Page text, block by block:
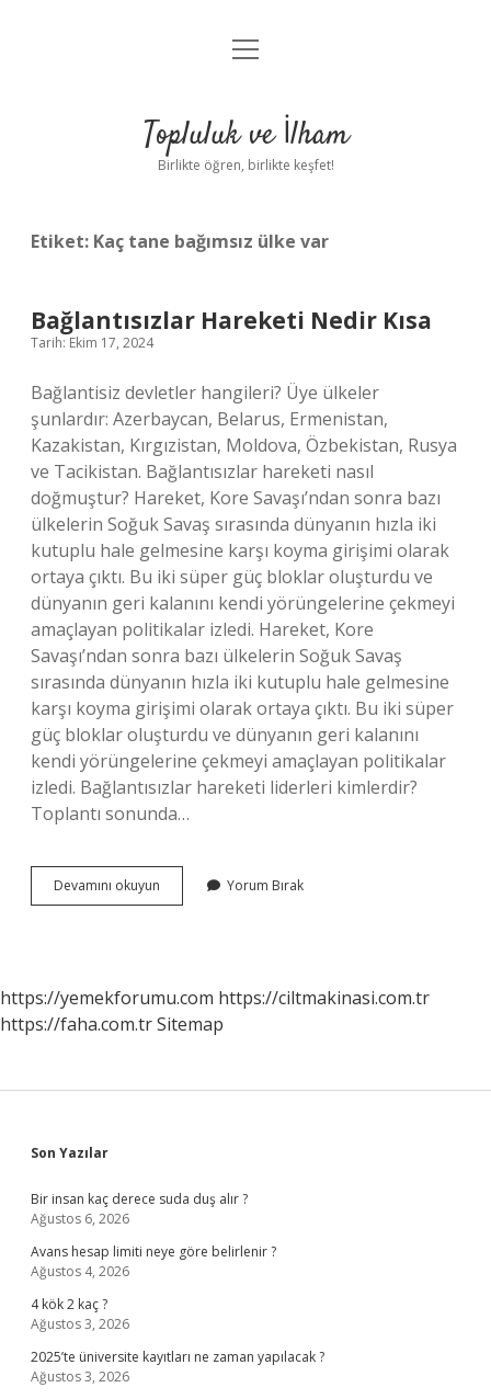
Anasayfa
Yasal Uyarı
menüyü
Topluluk ve İlham
Birlikte öğren, birlikte keşfet!
Etiket: Kaç tane bağımsız ülke var
Bağlantısızlar Hareketi Nedir Kısa
Tarih: Ekim 17, 2024
Bağlantisiz devletler hangileri? Üye ülkeler
şunlardır: Azerbaycan, Belarus, Ermenistan,
Kazakistan, Kırgızistan, Moldova, Özbekistan, Rusya
ve Tacikistan. Bağlantısızlar hareketi nasıl
doğmuştur? Hareket, Kore Savaşı’ndan sonra bazı
ülkelerin Soğuk Savaş sırasında dünyanın hızla iki
kutuplu hale gelmesine karşı koyma girişimi olarak
ortaya çıktı. Bu iki süper güç bloklar oluşturdu ve
dünyanın geri kalanını kendi yörüngelerine çekmeyi
amaçlayan politikalar izledi. Hareket, Kore
Savaşı’ndan sonra bazı ülkelerin Soğuk Savaş
sırasında dünyanın hızla iki kutuplu hale gelmesine
karşı koyma girişimi olarak ortaya çıktı. Bu iki süper
güç bloklar oluşturdu ve dünyanın geri kalanını
kendi yörüngelerine çekmeyi amaçlayan politikalar
izledi. Bağlantısızlar hareketi liderleri kimlerdir?
Toplantı sonunda…
Devamını okuyun Bağlantısızlar
Hareketi
Yorum Bırak
https://yemekforumu.com https://ciltmakinasi.com.tr
https://faha.com.trSitemap
Sidebar
Son Yazılar
Bir insan kaç derece suda duş alır ?
Ağustos 6, 2026
Avans hesap limiti neye göre belirlenir ?
Ağustos 4, 2026
4 kök 2 kaç ?
Ağustos 3, 2026
2025’te üniversite kayıtları ne zaman yapılacak ?
Ağustos 3, 2026